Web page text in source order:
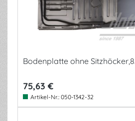
Bodenplatte ohne
75,63 €
Artikel-Nr.: 050-1342-32